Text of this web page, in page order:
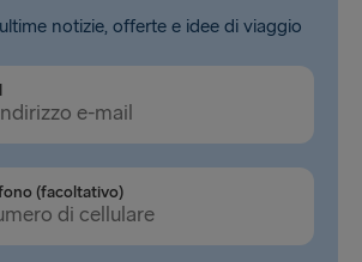
notizie, offerte e idee di viaggio
(facoltativo)